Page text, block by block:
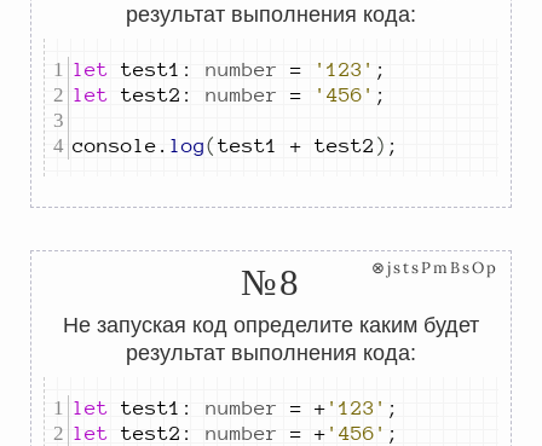
результат выполнения кода:
let test1 : number = '123' ;
let test2 : number = '456' ;
console . log( test1 + test2 ) ;
№8 ⊗jstsPmBsOp
Не запуская код определите каким будет
результат выполнения кода:
let test1 : number = + '123' ;
let test2 : number = + '456' ;